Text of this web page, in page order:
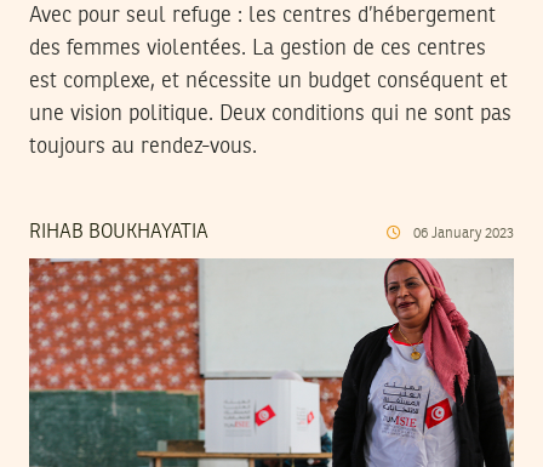
Avec pour seul refuge : les centres d’hébergement
des femmes violentées. La gestion de ces centres
est complexe, et nécessite un budget conséquent et
une vision politique. Deux conditions qui ne sont pas
toujours au rendez-vous.
RIHAB BOUKHAYATIA 06 January 2023